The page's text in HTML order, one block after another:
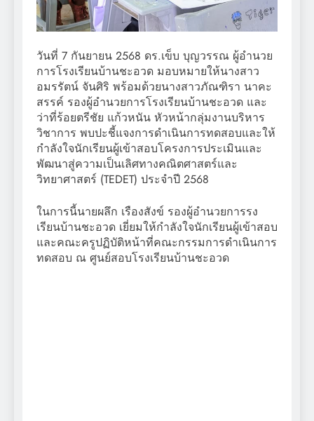
วันที่ 7 กันยายน 2568 ดร.เข็บ บุญวรรณ ผู้อำนวย
การโรงเรียนบ้านชะอวด มอบหมายให้นางสาว
อมรรัตน์ จันศิริ พร้อมด้วยนางสาวภัณฑิรา นาคะ
สรรค์ รองผู้อำนวยการโรงเรียนบ้านชะอวด และ
ว่าที่ร้อยตรีชัย แก้วหนัน หัวหน้ากลุ่มงานบริหาร
วิชาการ พบปะชี้แจงการดำเนินการทดสอบและให้
กำลังใจนักเรียนผู้เข้าสอบโครงการประเมินและ
พัฒนาสู่ความเป็นเลิศทางคณิตศาสตร์และ
วิทยาศาสตร์ (TEDET) ประจำปี 2568
ในการนี้นายผลึก เรืองสังข์ รองผู้อำนวยการรง
เรียนบ้านชะอวด เยี่ยมให้กำลังใจนักเรียนผู้เข้าสอบ
และคณะครูปฏิบัติหน้าที่คณะกรรมการดำเนินการ
ทดสอบ ณ ศูนย์สอบโรงเรียนบ้านชะอวด